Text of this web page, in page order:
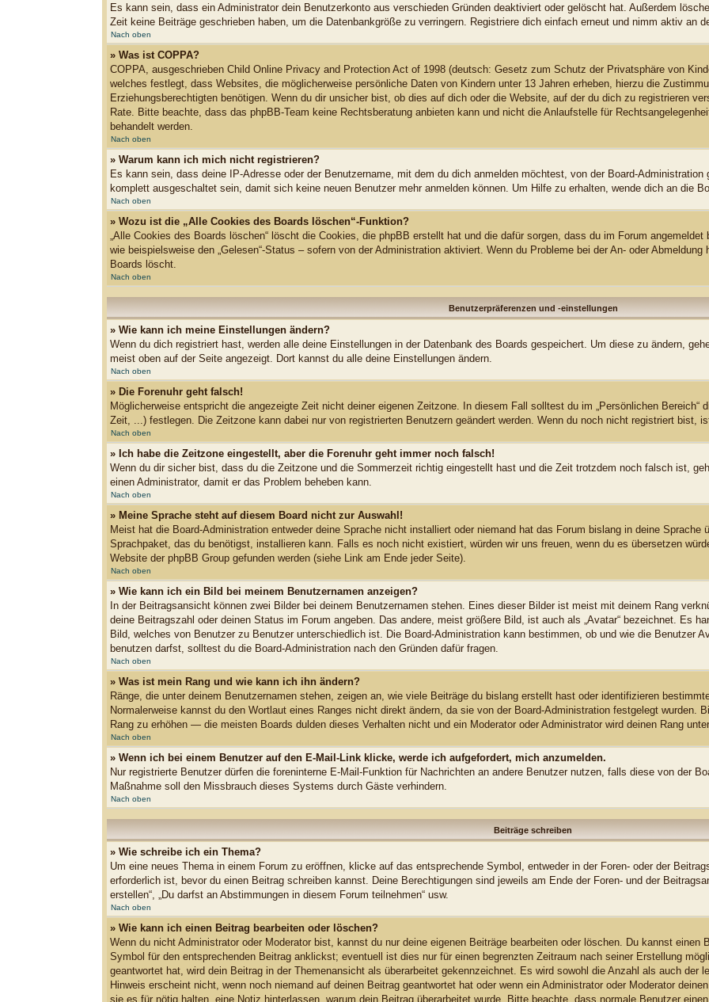
Es kann sein, dass ein Administrator dein Benutzerkonto aus verschieden Gründen deaktiviert oder gelöscht hat. Außerdem
Zeit keine Beiträge geschrieben haben, um die Datenbankgröße zu verringern. Registriere dich einfach erneut und nimm aktiv an
Nach oben
» Was ist COPPA?
COPPA, ausgeschrieben Child Online Privacy and Protection Act of 1998 (deutsch: Gesetz zum Schutz der Privatsphäre von
welches festlegt, dass Websites, die möglicherweise persönliche Daten von Kindern unter 13 Jahren erheben, hierzu die
Erziehungsberechtigten benötigen. Wenn du dir unsicher bist, ob dies auf dich oder die Website, auf der du dich zu registrieren
Rate. Bitte beachte, dass das phpBB-Team keine Rechtsberatung anbieten kann und nicht die Anlaufstelle für
behandelt werden.
Nach oben
» Warum kann ich mich nicht registrieren?
Es kann sein, dass deine IP-Adresse oder der Benutzername, mit dem du dich anmelden möchtest, von der Board-
komplett ausgeschaltet sein, damit sich keine neuen Benutzer mehr anmelden können. Um Hilfe zu erhalten, wende dich an die
Nach oben
» Wozu ist die „Alle Cookies des Boards löschen“-Funktion?
„Alle Cookies des Boards löschen“ löscht die Cookies, die phpBB erstellt hat und die dafür sorgen, dass du im Forum
wie beispielsweise den „Gelesen“-Status – sofern von der Administration aktiviert. Wenn du Probleme bei der An- oder
Boards löscht.
Nach oben
Benutzerpräferenzen und -einstellungen
» Wie kann ich meine Einstellungen ändern?
Wenn du dich registriert hast, werden alle deine Einstellungen in der Datenbank des Boards gespeichert. Um diese zu ändern,
meist oben auf der Seite angezeigt. Dort kannst du alle deine Einstellungen ändern.
Nach oben
» Die Forenuhr geht falsch!
Möglicherweise entspricht die angezeigte Zeit nicht deiner eigenen Zeitzone. In diesem Fall solltest du im „Persönlichen Bereich“
Zeit, ...) festlegen. Die Zeitzone kann dabei nur von registrierten Benutzern geändert werden. Wenn du noch nicht registriert bist,
Nach oben
» Ich habe die Zeitzone eingestellt, aber die Forenuhr geht immer noch falsch!
Wenn du dir sicher bist, dass du die Zeitzone und die Sommerzeit richtig eingestellt hast und die Zeit trotzdem noch falsch ist,
einen Administrator, damit er das Problem beheben kann.
Nach oben
» Meine Sprache steht auf diesem Board nicht zur Auswahl!
Meist hat die Board-Administration entweder deine Sprache nicht installiert oder niemand hat das Forum bislang in deine
Sprachpaket, das du benötigst, installieren kann. Falls es noch nicht existiert, würden wir uns freuen, wenn du es übersetzen
Website der phpBB Group gefunden werden (siehe Link am Ende jeder Seite).
Nach oben
» Wie kann ich ein Bild bei meinem Benutzernamen anzeigen?
In der Beitragsansicht können zwei Bilder bei deinem Benutzernamen stehen. Eines dieser Bilder ist meist mit deinem Rang
deine Beitragszahl oder deinen Status im Forum angeben. Das andere, meist größere Bild, ist auch als „Avatar“ bezeichnet. Es
Bild, welches von Benutzer zu Benutzer unterschiedlich ist. Die Board-Administration kann bestimmen, ob und wie die Benutzer
benutzen darfst, solltest du die Board-Administration nach den Gründen dafür fragen.
Nach oben
» Was ist mein Rang und wie kann ich ihn ändern?
Ränge, die unter deinem Benutzernamen stehen, zeigen an, wie viele Beiträge du bislang erstellt hast oder identifizieren
Normalerweise kannst du den Wortlaut eines Ranges nicht direkt ändern, da sie von der Board-Administration festgelegt wurden.
Rang zu erhöhen — die meisten Boards dulden dieses Verhalten nicht und ein Moderator oder Administrator wird deinen Rang
Nach oben
» Wenn ich bei einem Benutzer auf den E-Mail-Link klicke, werde ich aufgefordert, mich anzumelden.
Nur registrierte Benutzer dürfen die foreninterne E-Mail-Funktion für Nachrichten an andere Benutzer nutzen, falls diese von der
Maßnahme soll den Missbrauch dieses Systems durch Gäste verhindern.
Nach oben
Beiträge schreiben
» Wie schreibe ich ein Thema?
Um eine neues Thema in einem Forum zu eröffnen, klicke auf das entsprechende Symbol, entweder in der Foren- oder der
erforderlich ist, bevor du einen Beitrag schreiben kannst. Deine Berechtigungen sind jeweils am Ende der Foren- und der
erstellen“, „Du darfst an Abstimmungen in diesem Forum teilnehmen“ usw.
Nach oben
» Wie kann ich einen Beitrag bearbeiten oder löschen?
Wenn du nicht Administrator oder Moderator bist, kannst du nur deine eigenen Beiträge bearbeiten oder löschen. Du kannst einen
Symbol für den entsprechenden Beitrag anklickst; eventuell ist dies nur für einen begrenzten Zeitraum nach seiner Erstellung
geantwortet hat, wird dein Beitrag in der Themenansicht als überarbeitet gekennzeichnet. Es wird sowohl die Anzahl als auch der
Hinweis erscheint nicht, wenn noch niemand auf deinen Beitrag geantwortet hat oder wenn ein Administrator oder Moderator
sie es für nötig halten, eine Notiz hinterlassen, warum dein Beitrag überarbeitet wurde. Bitte beachte, dass normale Benutzer